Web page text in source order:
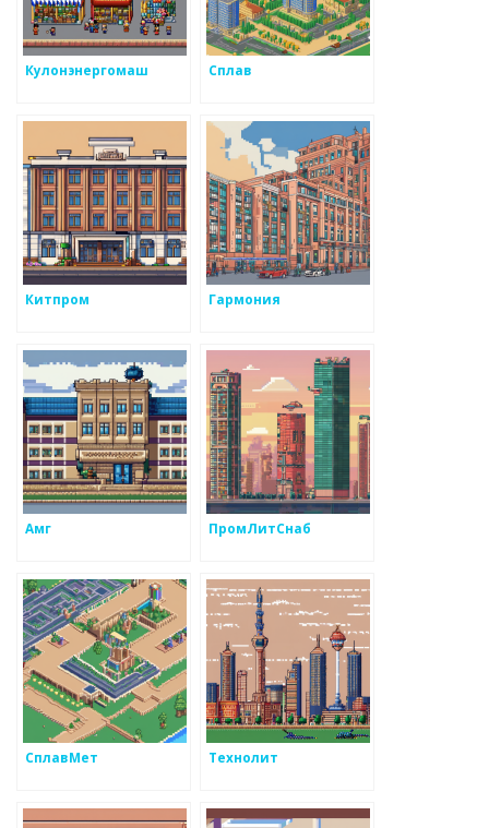
Кулонэнергомаш Сплав
Китпром Гармония
Амг ПромЛитСнаб
СплавМет Технолит